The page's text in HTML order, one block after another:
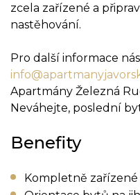
zcela zařízené a
nastěhování.
Pro další informace
Apartmány Železná
Neváhejte, poslední
Benefity
Kompletně